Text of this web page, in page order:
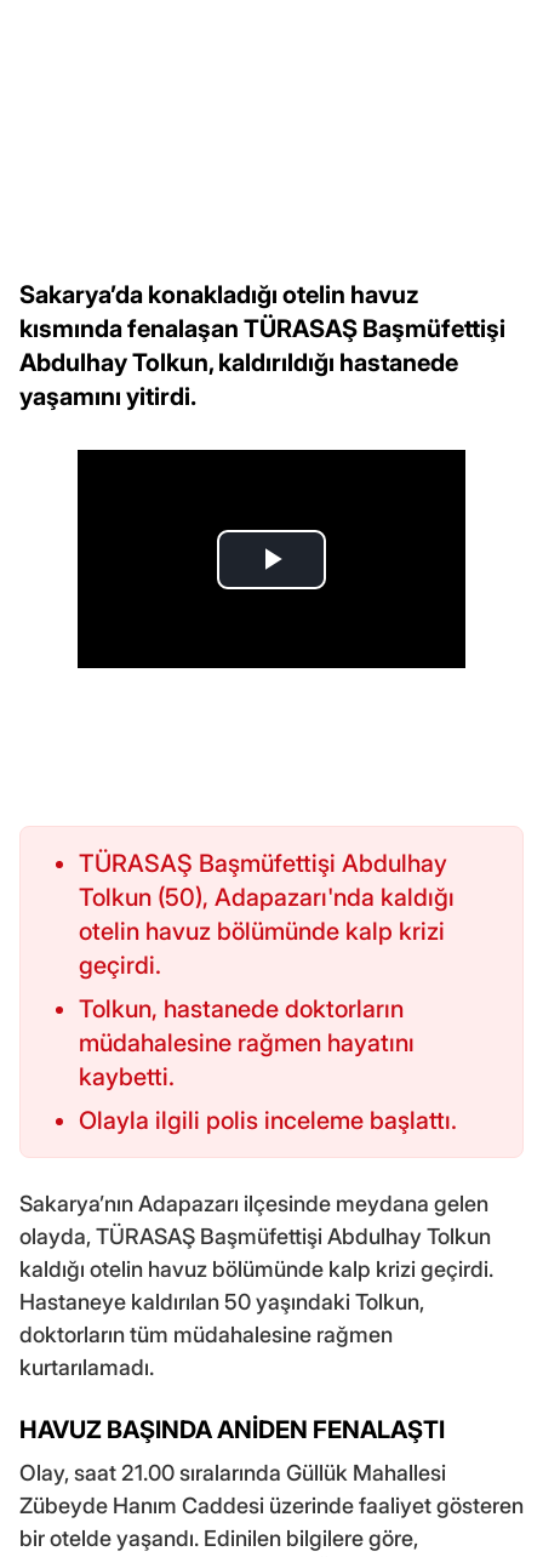
Sakarya’da konakladığı otelin havuz
kısmında fenalaşan TÜRASAŞ Başmüfettişi
Abdulhay Tolkun, kaldırıldığı hastanede
yaşamını yitirdi.
TÜRASAŞ Başmüfettişi Abdulhay
Tolkun (50), Adapazarı'nda kaldığı
otelin havuz bölümünde kalp krizi
geçirdi.
Tolkun, hastanede doktorların
müdahalesine rağmen hayatını
kaybetti.
Olayla ilgili polis inceleme başlattı.
Sakarya’nın Adapazarı ilçesinde meydana gelen
olayda, TÜRASAŞ Başmüfettişi Abdulhay Tolkun
kaldığı otelin havuz bölümünde kalp krizi geçirdi.
Hastaneye kaldırılan 50 yaşındaki Tolkun,
doktorların tüm müdahalesine rağmen
kurtarılamadı.
HAVUZ BAŞINDA ANİDEN FENALAŞTI
Olay, saat 21.00 sıralarında Güllük Mahallesi
Zübeyde Hanım Caddesi üzerinde faaliyet gösteren
bir otelde yaşandı. Edinilen bilgilere göre,